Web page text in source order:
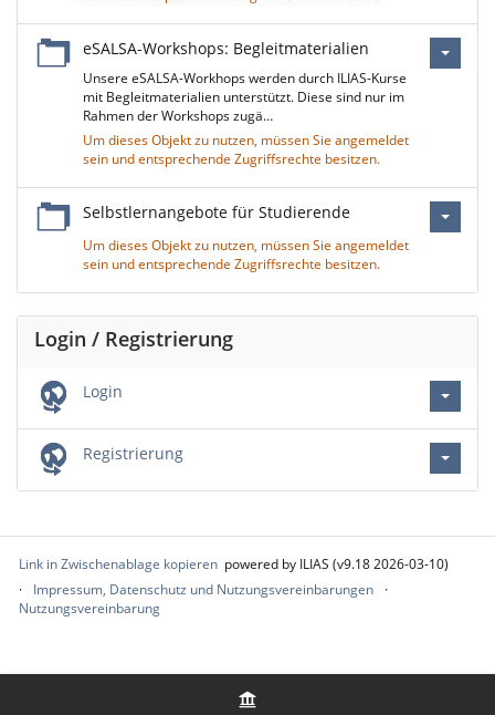
eSALSA-Workshops: Begleitmaterialien
Unsere eSALSA-Workhops werden durch ILIAS-Kurse
mit Begleitmaterialien unterstützt. Diese sind nur im
Rahmen der Workshops zugä…
Um dieses Objekt zu nutzen, müssen Sie angemeldet
sein und entsprechende Zugriffsrechte besitzen.
Selbstlernangebote für Studierende
Um dieses Objekt zu nutzen, müssen Sie angemeldet
sein und entsprechende Zugriffsrechte besitzen.
Login / Registrierung
Login
Registrierung
Link in Zwischenablage kopieren powered by ILIAS (v9.18 2026-03-10)
Impressum, Datenschutz und Nutzungsvereinbarungen
Nutzungsvereinbarung